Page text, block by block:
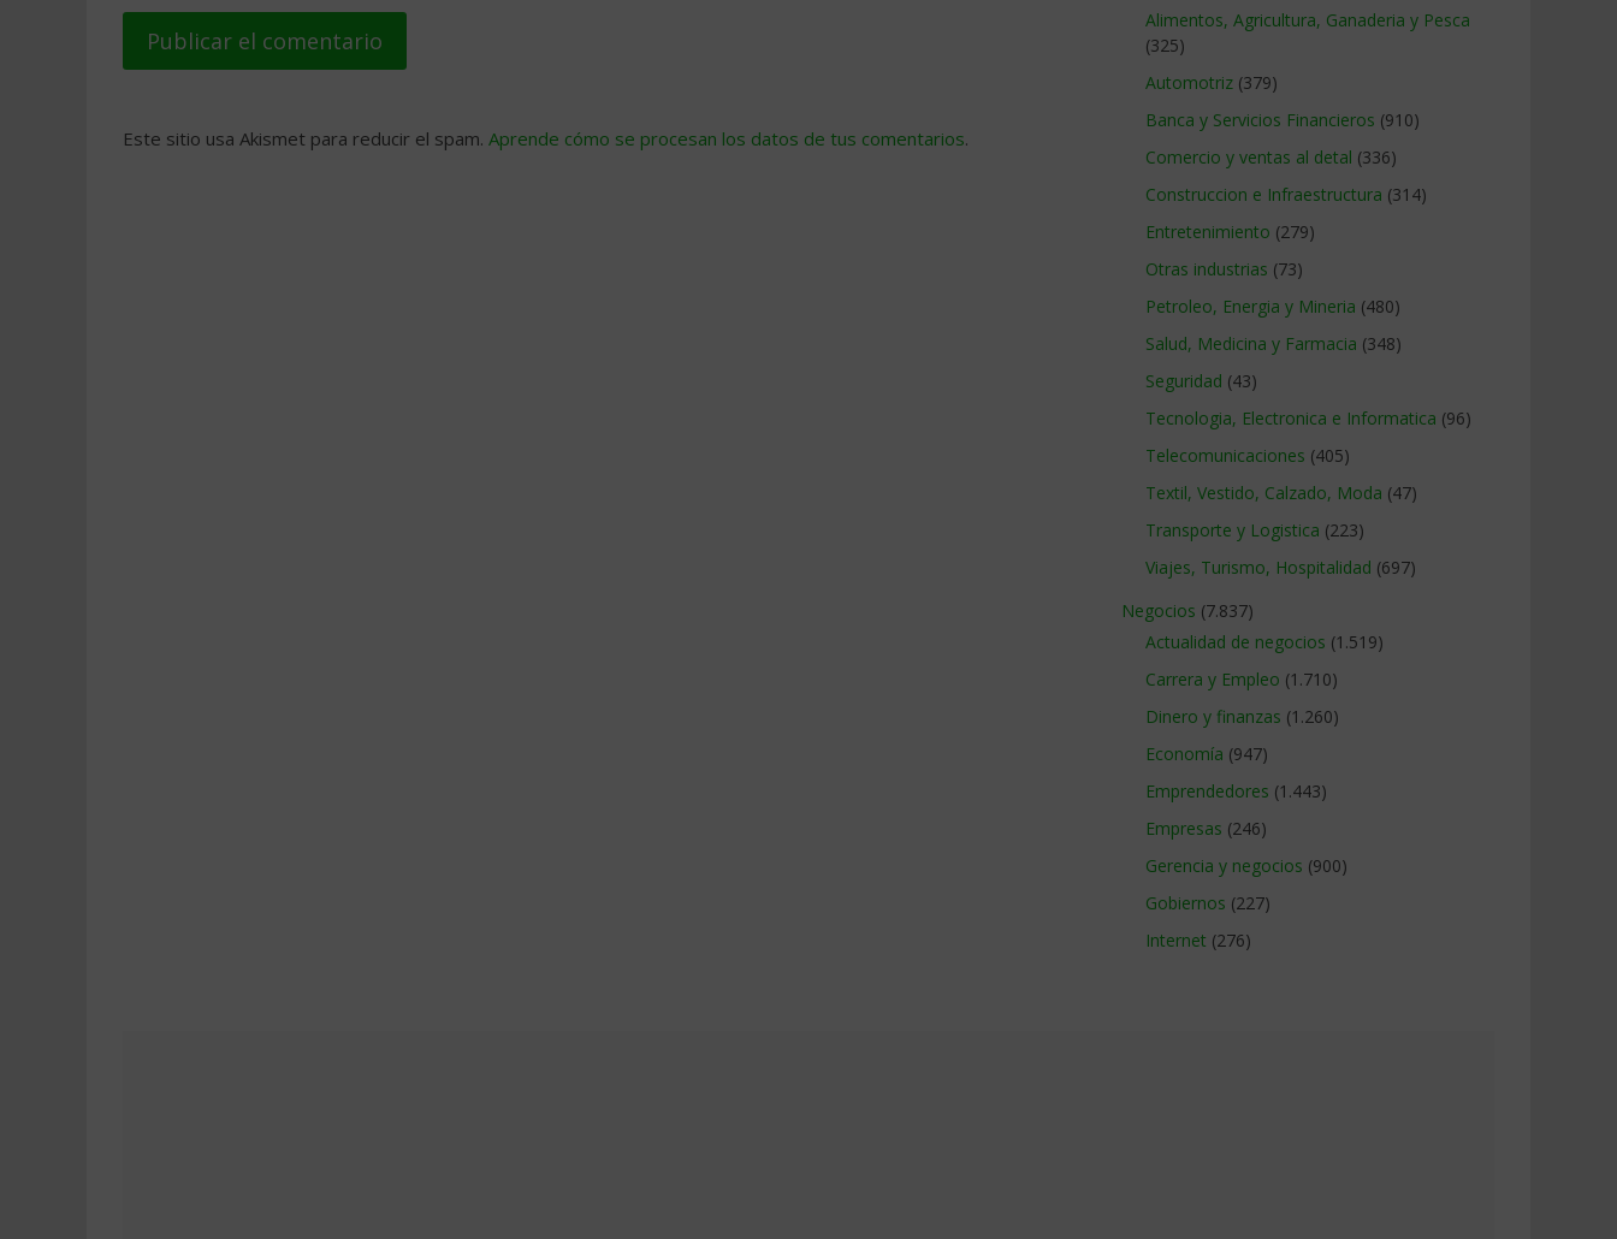
Este sitio usa Akismet para reducir el spam. Aprende cómo se procesan los datos de tus comentarios.
Alimentos, Agricultura, Ganaderia y Pesca
(325)
Automotriz (379)
Banca y Servicios Financieros (910)
Comercio y ventas al detal (336)
Construccion e Infraestructura (314)
Entretenimiento (279)
Otras industrias (73)
Petroleo, Energia y Mineria (480)
Salud, Medicina y Farmacia (348)
Seguridad (43)
Tecnologia, Electronica e Informatica (96)
Telecomunicaciones (405)
Textil, Vestido, Calzado, Moda (47)
Transporte y Logistica (223)
Viajes, Turismo, Hospitalidad (697)
Negocios (7.837)
Actualidad de negocios (1.519)
Carrera y Empleo (1.710)
Dinero y finanzas (1.260)
Economía (947)
Emprendedores (1.443)
Empresas (246)
Gerencia y negocios (900)
Gobiernos (227)
Internet (276)